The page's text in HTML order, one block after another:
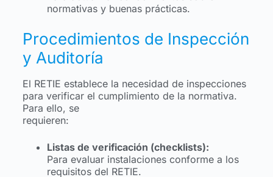
normativas y buenas prácticas.
Procedimientos de Inspección
y Auditoría
El RETIE establece la necesidad de inspecciones
para verificar el cumplimiento de la normativa.
Para ello, se
requieren:
Listas de verificación (checklists):
Para evaluar instalaciones conforme a los
requisitos del RETIE.